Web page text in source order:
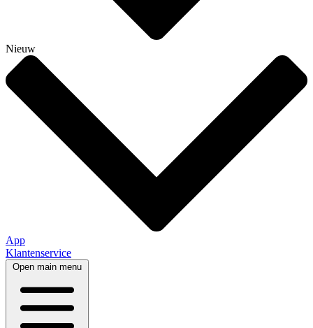
Nieuw
App
Klantenservice
Open main menu